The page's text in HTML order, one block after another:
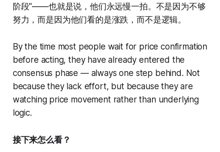
阶段"——也就是说，他们永远慢一拍。不是因为不够
努力，而是因为他们看的是涨跌，而不是逻辑。
By the time most people wait for price confirmation
before acting, they have already entered the
consensus phase — always one step behind. Not
because they lack effort, but because they are
watching price movement rather than underlying
logic.
接下来怎么看？